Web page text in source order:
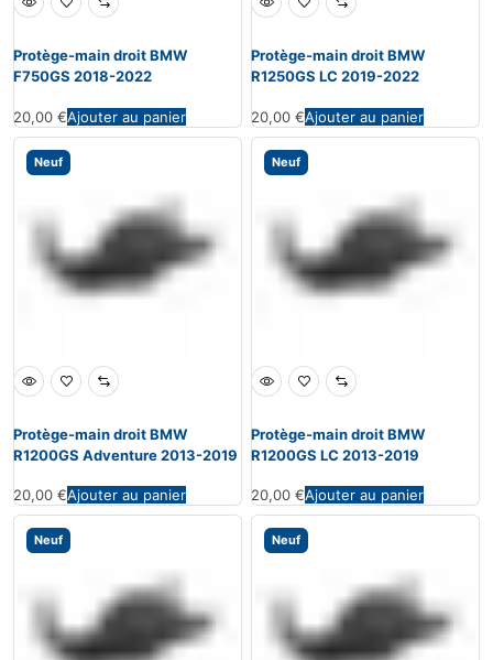
Protège-main droit BMW
F750GS 2018-2022
20,00 €Ajouter au panier
Protège-main droit BMW
R1250GS LC 2019-2022
20,00 €Ajouter au panier
Neuf
Protège-main droit BMW
R1200GS Adventure 2013-2019
20,00 €Ajouter au panier
Neuf
Protège-main droit BMW
R1200GS LC 2013-2019
20,00 €Ajouter au panier
Neuf Neuf